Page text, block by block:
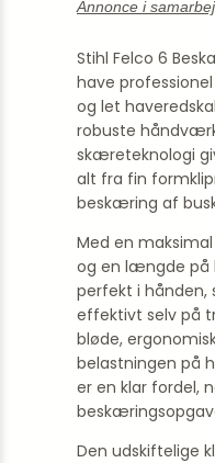
Annonce i
Stihl Felco 6
have
og let
robuste
skæreteknologi
alt fra fin
beskæring af
Med en
og en længde på
perfekt i hånden,
effektivt selv på
bløde,
belastningen på
er en klar fordel,
Den udskiftelige